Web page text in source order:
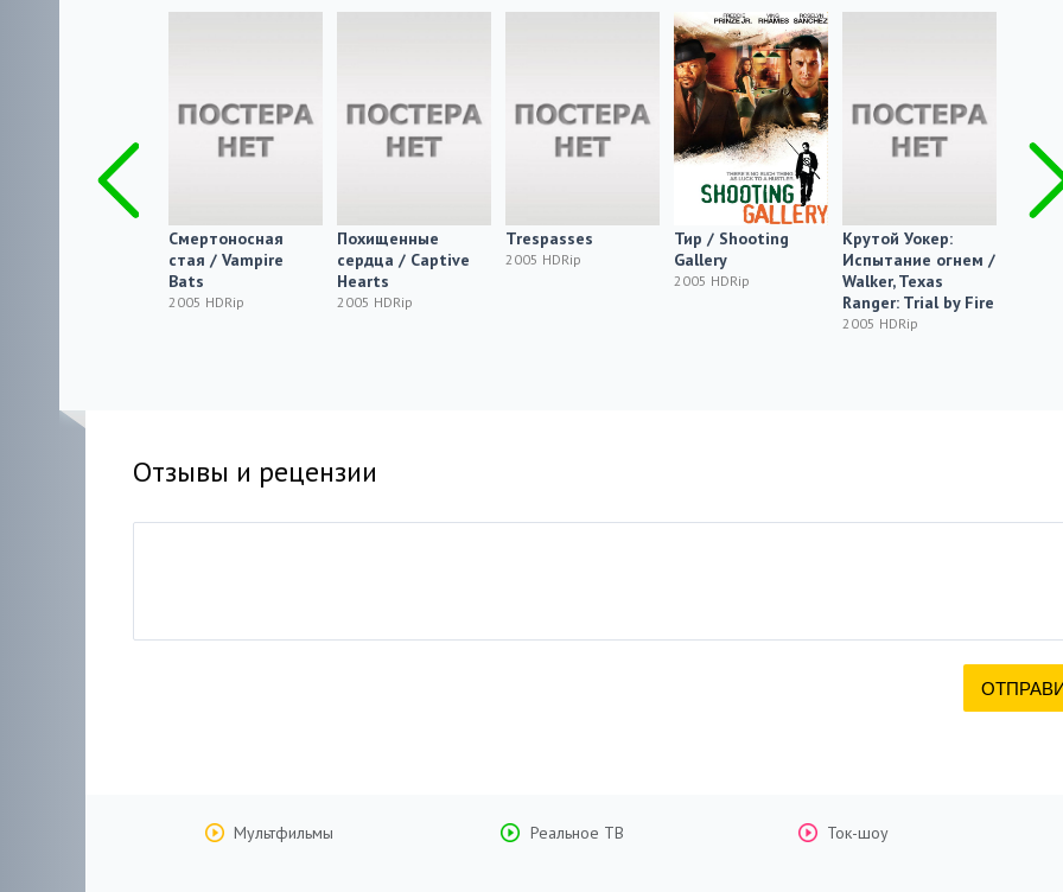
Смертоносная
стая / Vampire
Bats
2005 HDRip
Похищенные
сердца / Captive
Hearts
2005 HDRip
Trespasses
2005 HDRip
Тир / Shooting
Gallery
2005 HDRip
Крутой Уокер:
Испытание огнем /
Walker, Texas
Ranger: Trial by Fire
2005 HDRip
Отзывы и рецензии
Мультфильмы Реальное ТВ Ток-шоу